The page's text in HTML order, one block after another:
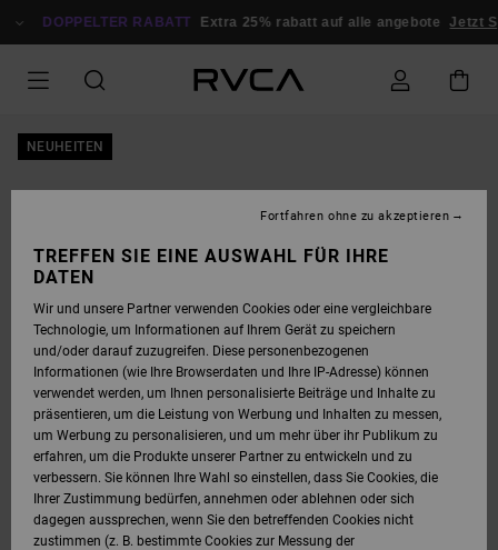
ZUR
DOPPELTER RABATT Extra 25% rabatt auf alle angebote Jetzt
NEUHEITEN
TREFFEN SIE EINE AUSWAHL FÜR IHRE
DATEN
Wir und unsere Partner verwenden Cookies oder eine vergleichbare
Technologie, um Informationen auf Ihrem Gerät zu speichern
und/oder darauf zuzugreifen. Diese personenbezogenen
Informationen (wie Ihre Browserdaten und Ihre IP-Adresse) können
verwendet werden, um Ihnen personalisierte Beiträge und Inhalte zu
präsentieren, um die Leistung von Werbung und Inhalten zu messen,
um Werbung zu personalisieren, und um mehr über ihr Publikum zu
erfahren, um die Produkte unserer Partner zu entwickeln und zu
verbessern. Sie können Ihre Wahl so einstellen, dass Sie Cookies, die
Ihrer Zustimmung bedürfen, annehmen oder ablehnen oder sich
dagegen aussprechen, wenn Sie den betreffenden Cookies nicht
zustimmen (z. B. bestimmte Cookies zur Messung der
Fortfahren ohne zu akzeptieren